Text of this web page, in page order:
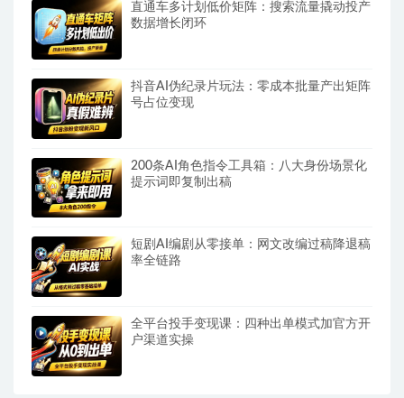
直通车多计划低价矩阵：搜索流量撬动投产
数据增长闭环
抖音AI伪纪录片玩法：零成本批量产出矩阵
号占位变现
200条AI角色指令工具箱：八大身份场景化
提示词即复制出稿
短剧AI编剧从零接单：网文改编过稿降退稿
率全链路
全平台投手变现课：四种出单模式加官方开
户渠道实操